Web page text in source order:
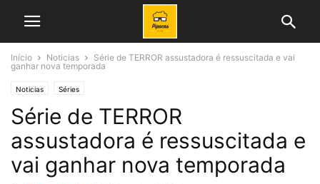
Início Noticias
Série de TERROR assustadora é ressuscitada e vai
ganhar nova temporada
Noticias Séries
Série de TERROR
assustadora é ressuscitada e
vai ganhar nova temporada